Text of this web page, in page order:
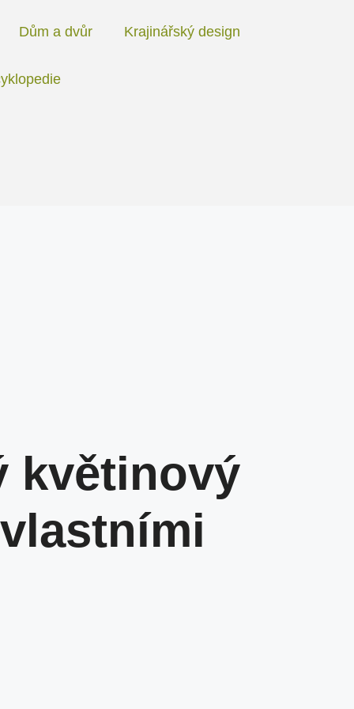
Dům a dvůr Krajinářský design
květinový